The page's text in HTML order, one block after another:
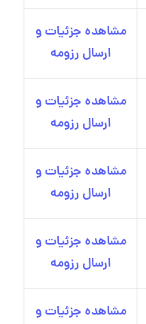
مشاهده جزئیات و
ارسال رزومه
مشاهده جزئیات و
ارسال رزومه
مشاهده جزئیات و
ارسال رزومه
مشاهده جزئیات و
ارسال رزومه
مشاهده جزئیات و